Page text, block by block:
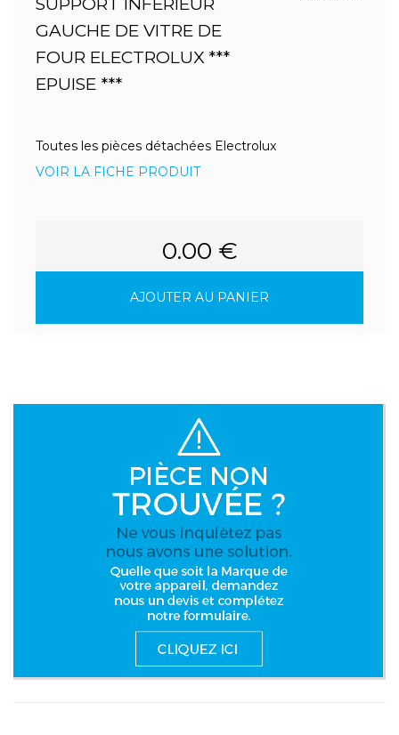
GAUCHE DE VITRE DE
FOUR ELECTROLUX ***
EPUISE ***
Toutes les pièces détachées Electrolux
VOIR LA FICHE PRODUIT
0.00 €
AJOUTER AU PANIER